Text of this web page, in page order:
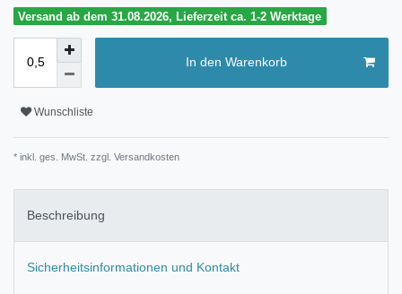
Versand ab dem 31.08.2026, Lieferzeit ca. 1-2 Werktage
In den Warenkorb
Wunschliste
* inkl. ges. MwSt. zzgl. Versandkosten
Beschreibung
Sicherheitsinformationen und Kontakt